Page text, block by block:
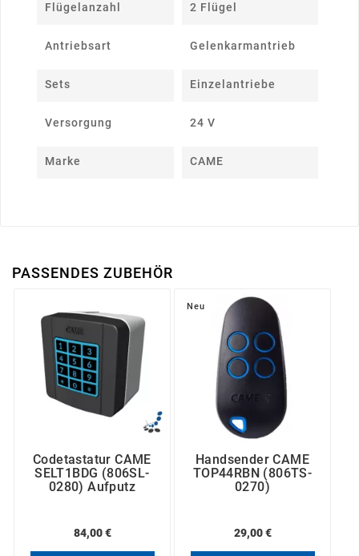
Flügelanzahl 2 Flügel
Antriebsart Gelenkarmantrieb
Sets Einzelantriebe
Versorgung 24 V
Marke CAME
PASSENDES ZUBEHÖR
Codetastatur CAME
SELT1BDG (806SL-
0280) Aufputz
84,00 €
Neu
Handsender CAME
TOP44RBN (806TS-
0270)
29,00 €